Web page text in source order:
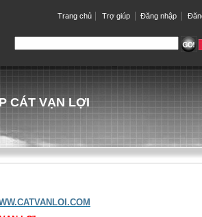
Trang chủ Trợ giúp Đăng nhập
CÁT VẠN LỢI